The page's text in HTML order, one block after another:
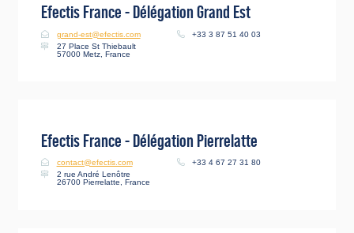
Efectis France - Délégation Grand Est
grand-est@efectis.com
+33 3 87 51 40 03
27 Place St Thiebault
57000 Metz, France
Efectis France - Délégation Pierrelatte
contact@efectis.com
+33 4 67 27 31 80
2 rue André Lenôtre
26700 Pierrelatte, France